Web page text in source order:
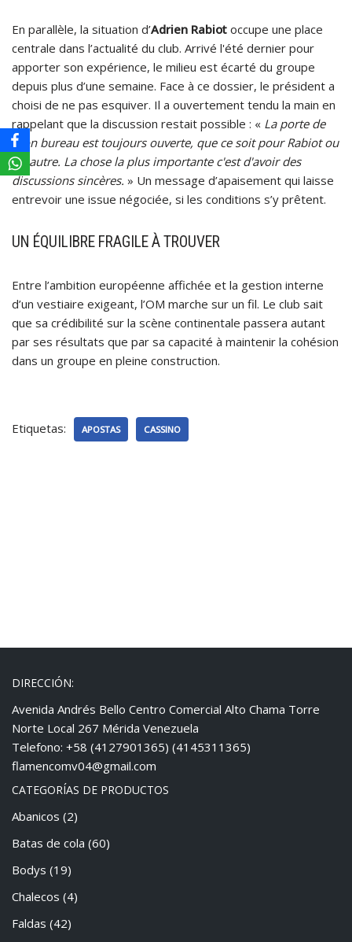
En parallèle, la situation d’Adrien Rabiot occupe une place
centrale dans l’actualité du club. Arrivé l'été dernier pour
apporter son expérience, le milieu est écarté du groupe
depuis plus d’une semaine. Face à ce dossier, le président a
choisi de ne pas esquiver. Il a ouvertement tendu la main en
rappelant que la discussion restait possible : « La porte de
mon bureau est toujours ouverte, que ce soit pour Rabiot ou
un autre. La chose la plus importante c'est d'avoir des
discussions sincères. » Un message d’apaisement qui laisse
entrevoir une issue négociée, si les conditions s’y prêtent.
UN ÉQUILIBRE FRAGILE À TROUVER
Entre l’ambition européenne affichée et la gestion interne
d’un vestiaire exigeant, l’OM marche sur un fil. Le club sait
que sa crédibilité sur la scène continentale passera autant
par ses résultats que par sa capacité à maintenir la cohésion
dans un groupe en pleine construction.
Etiquetas: APOSTAS CASSINO
DIRECCIÓN:
Avenida Andrés Bello Centro Comercial Alto Chama Torre
Norte Local 267 Mérida Venezuela
Telefono: +58 (4127901365) (4145311365)
flamencomv04@gmail.com
CATEGORÍAS DE PRODUCTOS
Abanicos (2)
Batas de cola (60)
Bodys (19)
Chalecos (4)
Faldas (42)